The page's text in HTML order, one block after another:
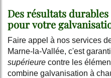
Des résultats
pour votre
Faire appel à nos services
Marne-la-Vallée, c'est
supérieure contre les
combine galvanisation à